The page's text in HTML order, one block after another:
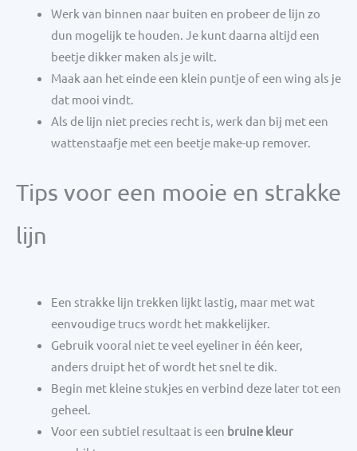
Werk van binnen naar buiten en probeer de lijn zo
dun mogelijk te houden. Je kunt daarna altijd een
beetje dikker maken als je wilt.
Maak aan het einde een klein puntje of een wing als je
dat mooi vindt.
Als de lijn niet precies recht is, werk dan bij met een
wattenstaafje met een beetje make-up remover.
Tips voor een mooie en strakke
lijn
Een strakke lijn trekken lijkt lastig, maar met wat
eenvoudige trucs wordt het makkelijker.
Gebruik vooral niet te veel eyeliner in één keer,
anders druipt het of wordt het snel te dik.
Begin met kleine stukjes en verbind deze later tot een
geheel.
Voor een subtiel resultaat is een bruine kleur